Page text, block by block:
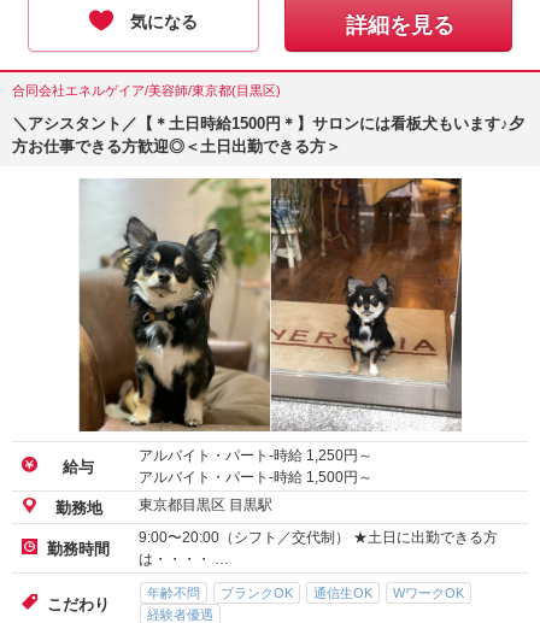
気になる 詳細を見る
合同会社エネルゲイア/美容師/東京都(目黒区)
＼アシスタント／【＊土日時給1500円＊】サロンには看板犬もいます♪夕
方お仕事できる方歓迎◎＜土日出勤できる方＞
給与
アルバイト・パート-時給 1,250円～
アルバイト・パート-時給 1,500円～
勤務地 東京都目黒区 目黒駅
勤務時間
9:00〜20:00（シフト／交代制） ★土日に出勤できる方
は・・・・ …
こだわり
年齢不問 ブランクOK 通信生OK
WワークOK
経験者優遇